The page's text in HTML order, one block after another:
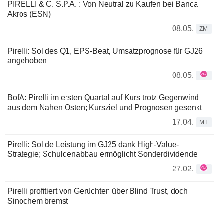
PIRELLI & C. S.P.A. : Von Neutral zu Kaufen bei Banca
Akros (ESN)
08.05.
ZM
Pirelli: Solides Q1, EPS-Beat, Umsatzprognose für GJ26
angehoben
08.05.
BofA: Pirelli im ersten Quartal auf Kurs trotz Gegenwind
aus dem Nahen Osten; Kursziel und Prognosen gesenkt
17.04.
MT
Pirelli: Solide Leistung im GJ25 dank High-Value-
Strategie; Schuldenabbau ermöglicht Sonderdividende
27.02.
Pirelli profitiert von Gerüchten über Blind Trust, doch
Sinochem bremst